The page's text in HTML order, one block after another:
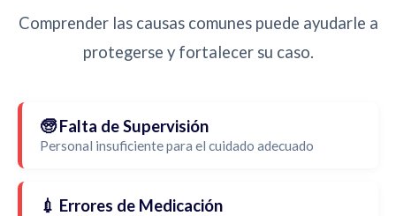
Comprender las causas comunes puede ayudarle a
protegerse y fortalecer su caso.
🧓 Falta de Supervisión
Personal insuficiente para el cuidado adecuado
💉 Errores de Medicación